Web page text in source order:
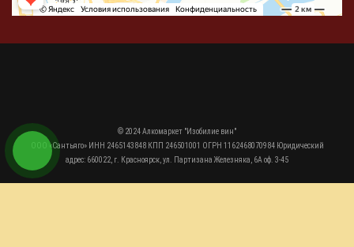
© 2024 Алкомаркет "Изобилие вин"
ООО «Сантьяго» ИНН 2465143848 КПП 246501001 ОГРН 1162468070984 Юридический
адрес: 660022, г. Красноярск, ул. Партизана Железняка, 6А оф. 3-45